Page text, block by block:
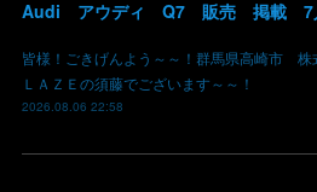
皆様！ごきげんよう～～！群馬県高崎市 株
ＬＡＺＥの須藤でございます～～！
2026.08.06 22:58